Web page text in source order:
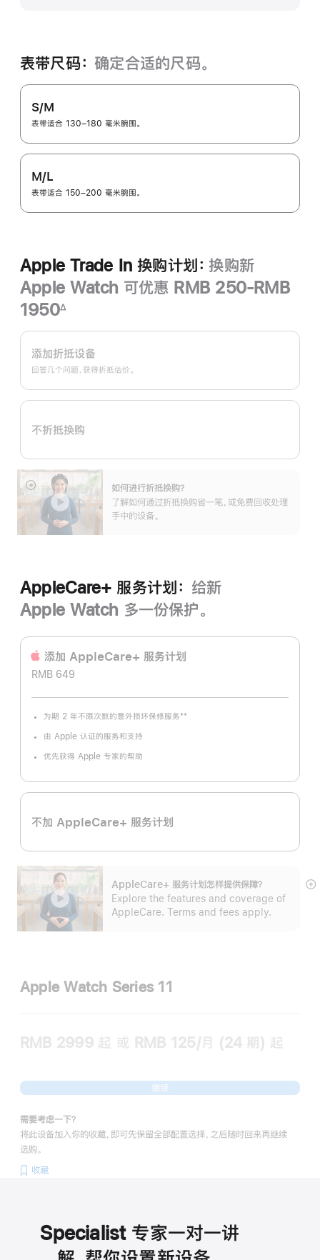
表带尺码： 确定合适的尺码。
S/M
表带适合 130–180 毫米腕围。
M/L
表带适合 150–200 毫米腕围。
Apple Trade In 换购计划： 换购新
Apple Watch 可优惠 RMB 250-RMB
1950
注
∆
Apple
Trade
换
购
划：
添加折抵设备
回答几个问题，获得折抵估价。
不折抵换购
如何进行折抵换购？
了解如何通过折抵换购省一笔，或免费回收处理
手中的设备。
展
AppleCare+ 服务计划： 给新
Apple Watch 多一份保护。
添加 AppleCare+ 服务计‍划
RMB 649
为期 2 年不限次数的意外损坏保修服务
注
**
由 Apple 认证的服务和支持
优先获得 Apple 专家的帮助
不加 AppleCare+ 服务计划
AppleCare+ 服务计划怎样提供保⁠障？
Explore the features and coverage of
AppleCare. Terms and fees apply.
展
Apple Watch Series 11
RMB 2999起 或 RMB 125/月 (24 期) 起
继续
需要考虑一下？
将此设备加入你的收藏，即可先保留全部配置选择，之后随时回来再继续
选购。
收藏
Specialist 专家一对一讲